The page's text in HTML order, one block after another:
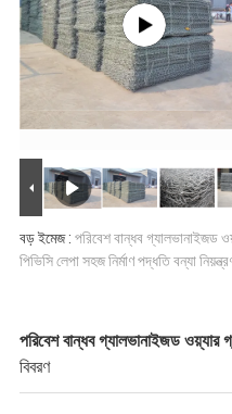
বড় ইমেজ : পরিবেশ বান্ধব গ্যালভানাইজড
পিভিসি লেপা সহজ নির্মাণ পদ্ধতি বন্যা
পরিবেশ বান্ধব গ্যালভানাইজড ওয়্যার
বিবরণ